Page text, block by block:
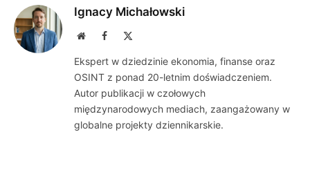
Ignacy Michałowski
WebsiteFacebook
Ekspert w dziedzinie ekonomia, finanse oraz
OSINT z ponad 20-letnim doświadczeniem.
Autor publikacji w czołowych
międzynarodowych mediach, zaangażowany w
globalne projekty dziennikarskie.